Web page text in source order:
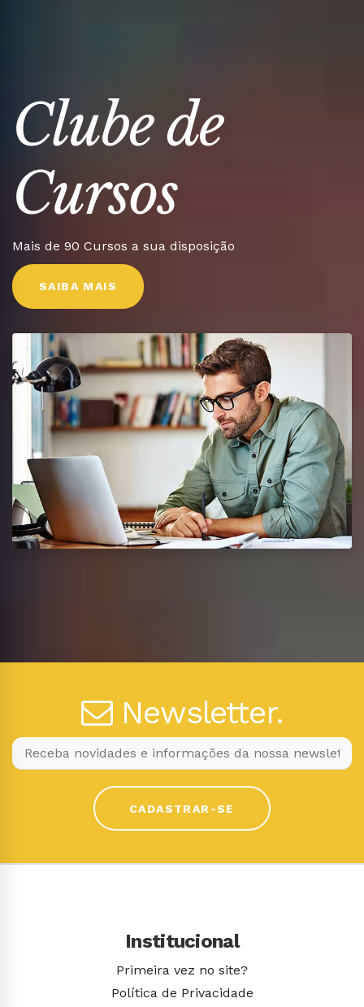
Clube de
Cursos
Mais de 90 Cursos a sua disposição
SAIBA MAIS
Newsletter.
CADASTRAR-SE
Institucional
Primeira vez no site?
Política de Privacidade